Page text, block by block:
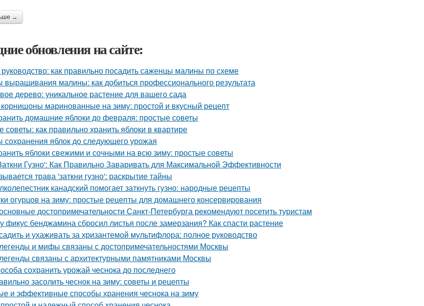
→
обновления на сайте:
как правильно посадить саженцы малины по схеме
выращивания малины: как добиться профессионального результата
дерево: уникальное растение для вашего сада
маринованные на зиму: простой и вкусный рецепт
домашние яблоки до февраля: простые советы
советы: как правильно хранить яблоки в квартире
сохранения яблок до следующего урожая
яблоки свежими и сочными на всю зиму: простые советы
Гузно': Как Правильно Заваривать для Максимальной Эффективности
трава 'заткни гузно': раскрытие тайны
канадский помогает заткнуть гузно: народные рецепты
огурцов на зиму: простые рецепты для домашнего консервирования
достопримечательности Санкт-Петербурга рекомендуют посетить туристам
фикус бенджамина сбросил листья после замерзания? Как спасти растение
и ухаживать за хризантемой мультифлора: полное руководство
и мифы связаны с достопримечательностями Москвы
связаны с архитектурными памятниками Москвы
сохранить урожай чеснока до последнего
засолить чеснок на зиму: советы и рецепты
и эффективные способы хранения чеснока на зиму